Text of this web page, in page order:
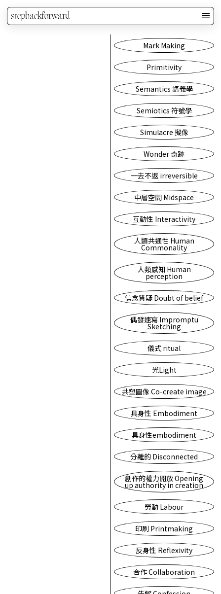
stepbackforward
Mark Making
Primitivity
Semantics 語義學
Semiotics 符號學
Simulacre 擬像
Wonder 奇跡
一去不返 irreversible
中層空間 Midspace
互動性 Interactivity
人類共通性 Human
Commonality
人類感知 Human
perception
信念質疑 Doubt of belief
偶發速寫 Impromptu
Sketching
儀式 ritual
光Light
共塑圖像 Co-create image
具身性 Embodiment
具身性embodiment
分離的 Disconnected
創作的權力開放 Opening
up authority in creation
勞動 Labour
印刷 Printmaking
反身性 Reflexivity
合作 Collaboration